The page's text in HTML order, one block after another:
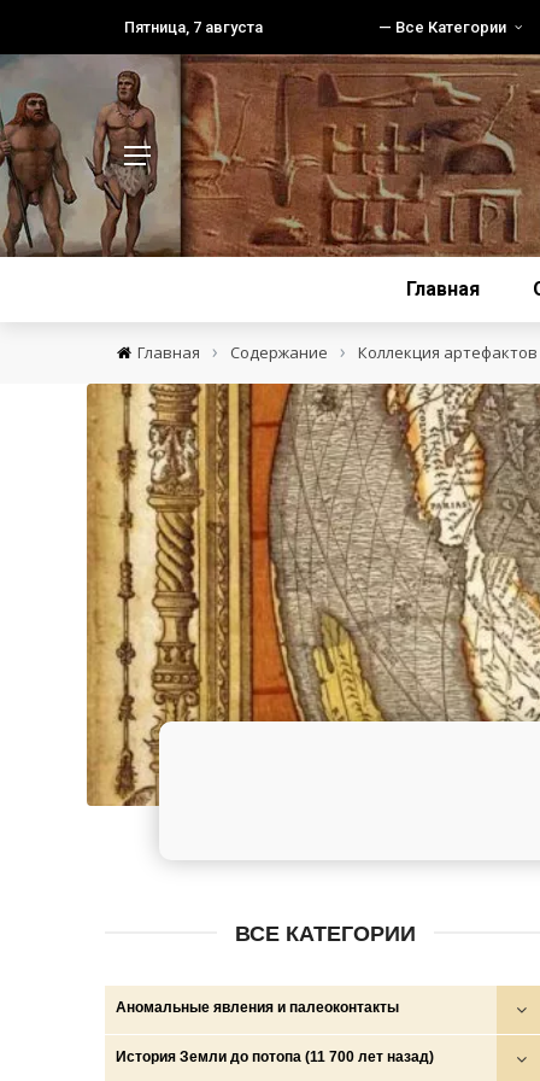
Пятница, 7 августа — Все Категории
Главная
Главная › Содержание › Коллекция артефактов
ВСЕ КАТЕГОРИИ
Аномальные явления и палеоконтакты
Круги на полях
История Земли до потопа (11 700 лет назад)